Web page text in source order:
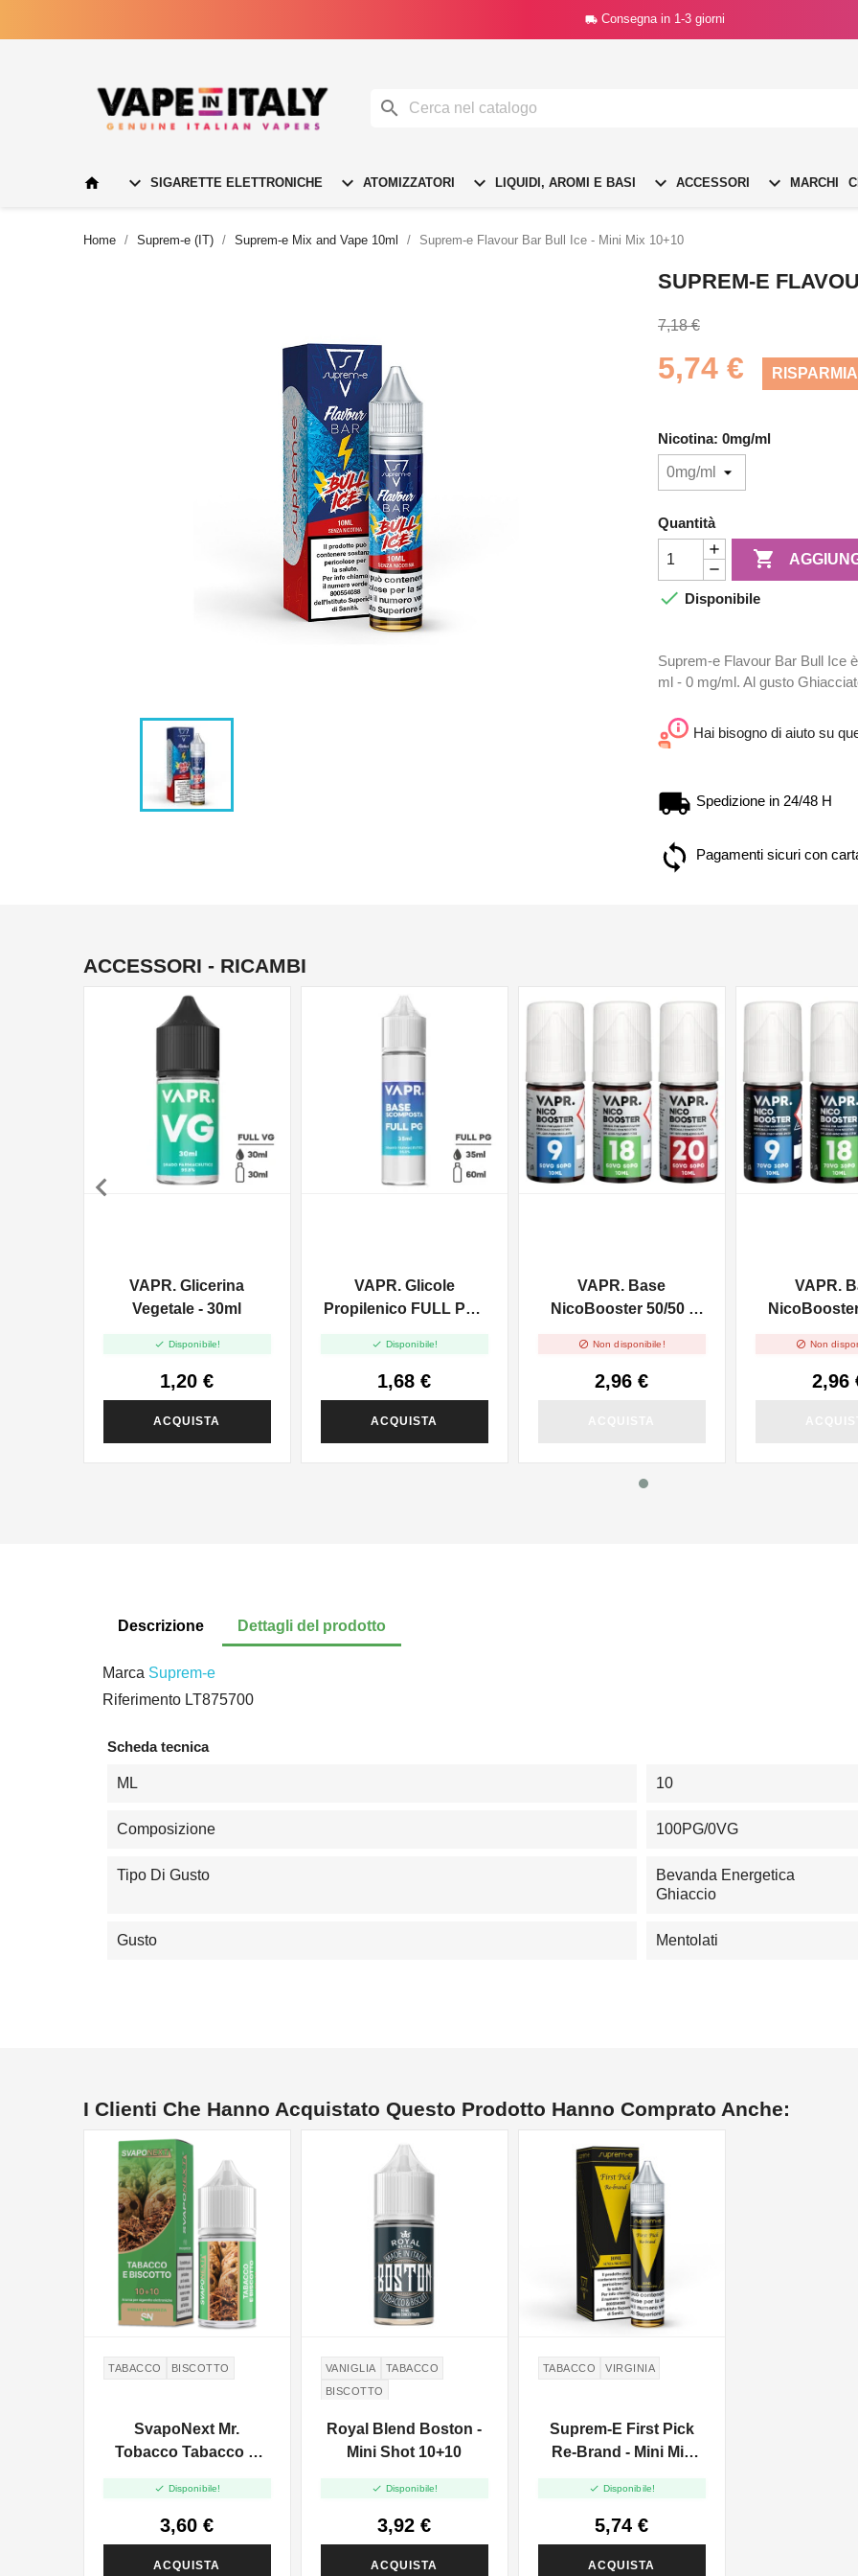
 Consegna in 1-3 giorni

  SIGARETTE ELETTRONICHE  ATOMIZZATORI  LIQUIDI, AROMI E BASI  ACCESSORI  MARCHI
Home Suprem-e (IT) Suprem-e Mix and Vape 10ml Suprem-e Flavour Bar Bull Ice - Mini Mix 10+10
SUPREM-E
7,18 €
5,74 €
Nicotina: 0mg/ml
Quantità

 Disponibile
Suprem-e Flavour Bar Bull Ice
ml - 0 mg/ml. Al gusto
Hai bisogno di aiuto su
Spedizione in 24/48 H
Pagamenti sicuri con
ACCESSORI - RICAMBI
VAPR. Glicerina
Vegetale - 30ml
 Disponibile!
1,20 €
ACQUISTA
VAPR. Glicole
Propilenico FULL PG -
 Disponibile!
1,68 €
ACQUISTA
VAPR. Base
NicoBooster 50/50 -
 Non disponibile!
2,96 €
VAPR.
 Non
2,96

Descrizione Dettagli del prodotto
Marca Suprem-e
Riferimento LT875700
Scheda tecnica
ML 10
Composizione 100PG/0VG
Tipo Di Gusto
Bevanda Energetica
Ghiaccio
Gusto Mentolati
I Clienti Che Hanno Acquistato Questo Prodotto Hanno Comprato Anche:
TABACCO BISCOTTO
SvapoNext Mr.
Tobacco Tabacco E
10+10
 Disponibile!
3,60 €
ACQUISTA
VANIGLIA
TABACCO
BISCOTTO
Royal Blend Boston -
Mini Shot 10+10
 Disponibile!
3,92 €
ACQUISTA
TABACCO VIRGINIA
Suprem-E First Pick
Re-Brand - Mini Mix
 Disponibile!
5,74 €
ACQUISTA